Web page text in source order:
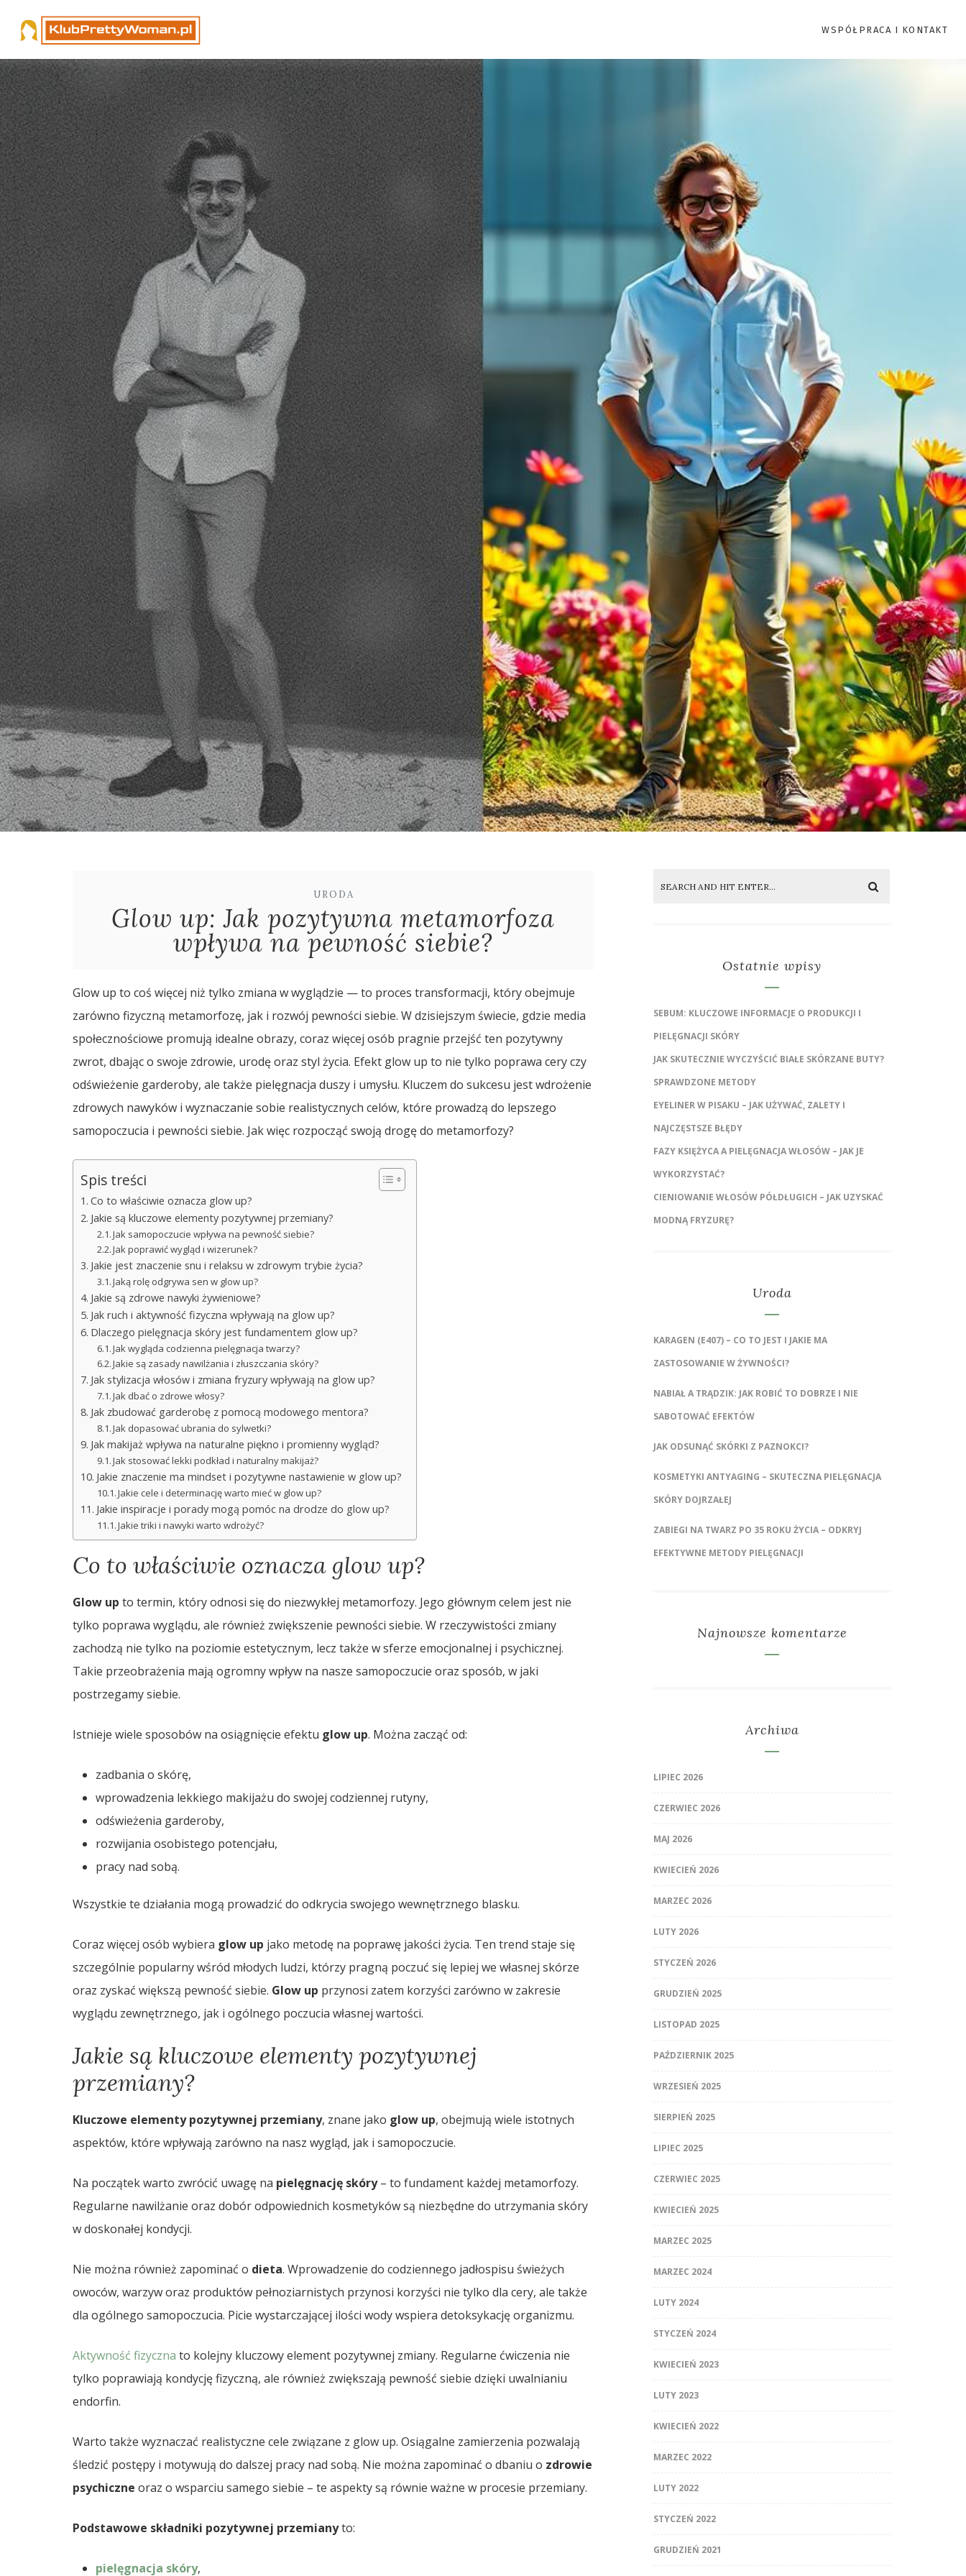
WSPÓŁPRACA I KONTAKT
URODA
Glow up: Jak pozytywna metamorfoza
wpływa na pewność siebie?
Glow up to coś więcej niż tylko zmiana w wyglądzie — to proces transformacji, który obejmuje
zarówno fizyczną metamorfozę, jak i rozwój pewności siebie. W dzisiejszym świecie, gdzie media
społecznościowe promują idealne obrazy, coraz więcej osób pragnie przejść ten pozytywny
zwrot, dbając o swoje zdrowie, urodę oraz styl życia. Efekt glow up to nie tylko poprawa cery czy
odświeżenie garderoby, ale także pielęgnacja duszy i umysłu. Kluczem do sukcesu jest wdrożenie
zdrowych nawyków i wyznaczanie sobie realistycznych celów, które prowadzą do lepszego
samopoczucia i pewności siebie. Jak więc rozpocząć swoją drogę do metamorfozy?
Spis treści
Co to właściwie oznacza glow up?
Jakie są kluczowe elementy pozytywnej przemiany?
Jak samopoczucie wpływa na pewność siebie?
Jak poprawić wygląd i wizerunek?
Jakie jest znaczenie snu i relaksu w zdrowym trybie życia?
Jaką rolę odgrywa sen w glow up?
Jakie są zdrowe nawyki żywieniowe?
Jak ruch i aktywność fizyczna wpływają na glow up?
Dlaczego pielęgnacja skóry jest fundamentem glow up?
Jak wygląda codzienna pielęgnacja twarzy?
Jakie są zasady nawilżania i złuszczania skóry?
Jak stylizacja włosów i zmiana fryzury wpływają na glow up?
Jak dbać o zdrowe włosy?
Jak zbudować garderobę z pomocą modowego mentora?
Jak dopasować ubrania do sylwetki?
Jak makijaż wpływa na naturalne piękno i promienny wygląd?
Jak stosować lekki podkład i naturalny makijaż?
Jakie znaczenie ma mindset i pozytywne nastawienie w glow up?
Jakie cele i determinację warto mieć w glow up?
Jakie inspiracje i porady mogą pomóc na drodze do glow up?
Jakie triki i nawyki warto wdrożyć?
Co to właściwie oznacza glow up?
Glow up to termin, który odnosi się do niezwykłej metamorfozy. Jego głównym celem jest nie
tylko poprawa wyglądu, ale również zwiększenie pewności siebie. W rzeczywistości zmiany
zachodzą nie tylko na poziomie estetycznym, lecz także w sferze emocjonalnej i psychicznej.
Takie przeobrażenia mają ogromny wpływ na nasze samopoczucie oraz sposób, w jaki
postrzegamy siebie.
Istnieje wiele sposobów na osiągnięcie efektu glow up. Można zacząć od:
zadbania o skórę,
wprowadzenia lekkiego makijażu do swojej codziennej rutyny,
odświeżenia garderoby,
rozwijania osobistego potencjału,
pracy nad sobą.
Wszystkie te działania mogą prowadzić do odkrycia swojego wewnętrznego blasku.
Coraz więcej osób wybiera glow up jako metodę na poprawę jakości życia. Ten trend staje się
szczególnie popularny wśród młodych ludzi, którzy pragną poczuć się lepiej we własnej skórze
oraz zyskać większą pewność siebie. Glow up przynosi zatem korzyści zarówno w zakresie
wyglądu zewnętrznego, jak i ogólnego poczucia własnej wartości.
Jakie są kluczowe elementy pozytywnej
przemiany?
Kluczowe elementy pozytywnej przemiany, znane jako glow up, obejmują wiele istotnych
aspektów, które wpływają zarówno na nasz wygląd, jak i samopoczucie.
Na początek warto zwrócić uwagę na pielęgnację skóry– to fundament każdej metamorfozy.
Regularne nawilżanie oraz dobór odpowiednich kosmetyków są niezbędne do utrzymania skóry
w doskonałej kondycji.
Nie można również zapominać o dieta. Wprowadzenie do codziennego jadłospisu świeżych
owoców, warzyw oraz produktów pełnoziarnistych przynosi korzyści nie tylko dla cery, ale także
dla ogólnego samopoczucia. Picie wystarczającej ilości wody wspiera detoksykację organizmu.
Aktywność fizyczna to kolejny kluczowy element pozytywnej zmiany. Regularne ćwiczenia nie
tylko poprawiają kondycję fizyczną, ale również zwiększają pewność siebie dzięki uwalnianiu
endorfin.
Warto także wyznaczać realistyczne cele związane z glow up. Osiągalne zamierzenia pozwalają
śledzić postępy i motywują do dalszej pracy nad sobą. Nie można zapominać o dbaniu o zdrowie
psychiczne oraz o wsparciu samego siebie – te aspekty są równie ważne w procesie przemiany.
Podstawowe składniki pozytywnej przemianyto:
pielęgnacja skóry,
Ostatnie wpisy
SEBUM: KLUCZOWE INFORMACJE O PRODUKCJI I
PIELĘGNACJI SKÓRY
JAK SKUTECZNIE WYCZYŚCIĆ BIAŁE SKÓRZANE BUTY?
SPRAWDZONE METODY
EYELINER W PISAKU – JAK UŻYWAĆ, ZALETY I
NAJCZĘSTSZE BŁĘDY
FAZY KSIĘŻYCA A PIELĘGNACJA WŁOSÓW – JAK JE
WYKORZYSTAĆ?
CIENIOWANIE WŁOSÓW PÓŁDŁUGICH – JAK UZYSKAĆ
MODNĄ FRYZURĘ?
Uroda
KARAGEN (E407) – CO TO JEST I JAKIE MA
ZASTOSOWANIE W ŻYWNOŚCI?
NABIAŁ A TRĄDZIK: JAK ROBIĆ TO DOBRZE I NIE
SABOTOWAĆ EFEKTÓW
JAK ODSUNĄĆ SKÓRKI Z PAZNOKCI?
KOSMETYKI ANTYAGING – SKUTECZNA PIELĘGNACJA
SKÓRY DOJRZAŁEJ
ZABIEGI NA TWARZ PO 35 ROKU ŻYCIA – ODKRYJ
EFEKTYWNE METODY PIELĘGNACJI
Najnowsze komentarze
Archiwa
LIPIEC 2026
CZERWIEC 2026
MAJ 2026
KWIECIEŃ 2026
MARZEC 2026
LUTY 2026
STYCZEŃ 2026
GRUDZIEŃ 2025
LISTOPAD 2025
PAŹDZIERNIK 2025
WRZESIEŃ 2025
SIERPIEŃ 2025
LIPIEC 2025
CZERWIEC 2025
KWIECIEŃ 2025
MARZEC 2025
MARZEC 2024
LUTY 2024
STYCZEŃ 2024
KWIECIEŃ 2023
LUTY 2023
KWIECIEŃ 2022
MARZEC 2022
LUTY 2022
STYCZEŃ 2022
GRUDZIEŃ 2021